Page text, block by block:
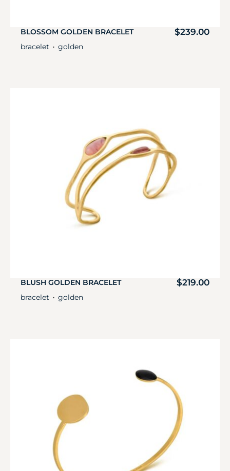
BLOSSOM GOLDEN BRACELET $239.00
bracelet ・ golden
BLUSH GOLDEN BRACELET $219.00
bracelet ・ golden